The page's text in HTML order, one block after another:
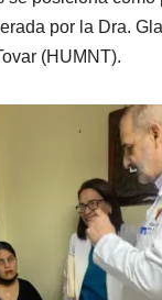
por la Dra.
(HUMNT). ⠀